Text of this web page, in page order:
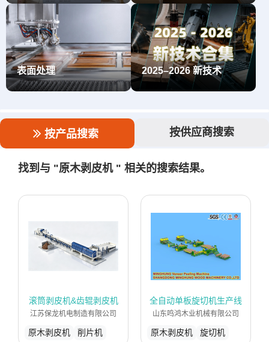
表面处理 2025–2026 新技术
按产品搜索 按供应商搜索
找到与 "原木剥皮机 " 相关的搜索结果。
滚筒剥皮机&齿辊剥皮机
江苏保龙机电制造有限公司
原木剥皮机 削片机
全自动单板旋切机生产线
山东鸣鸿木业机械有限公司
原木剥皮机 旋切机